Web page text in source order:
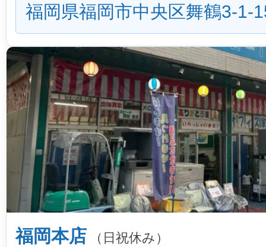
福岡県福岡市中央区舞鶴3-1-
福岡本店 （日祝休み）